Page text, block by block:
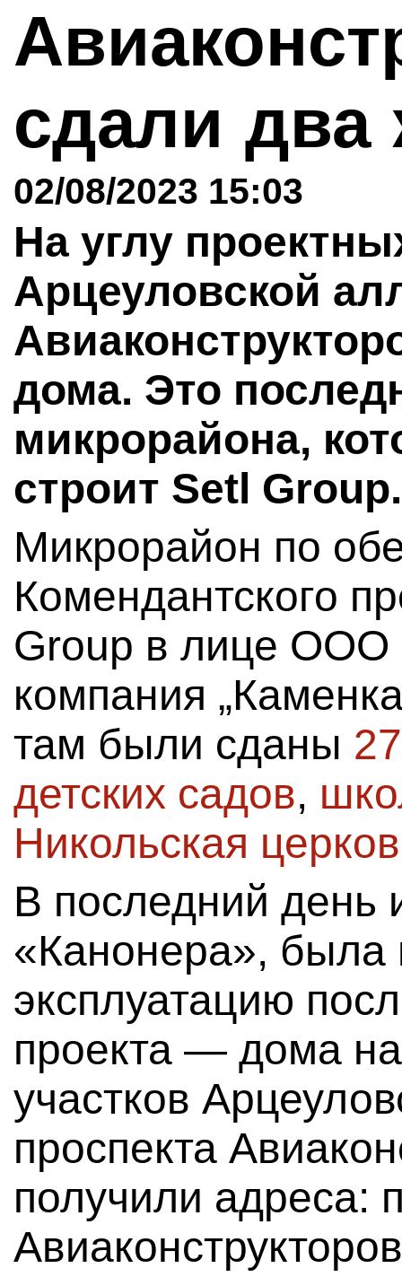
сдали
02/08/2023 15:03
На углу
Арцеуловской
дома. Это
микрорайона,
строит Setl Group.
Микрорайон по
Комендантского
Group в лице ООО
компания
там были сданы
детских садов,
Никольская
В последний
«Канонера», была
эксплуатацию
проекта — дома
участков
проспекта
получили адреса: